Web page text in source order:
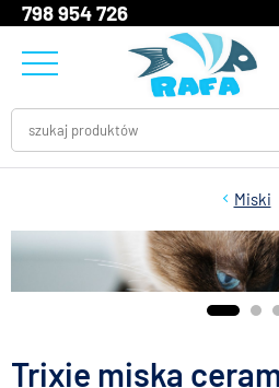
798 954 726
Miski
Trixie miska